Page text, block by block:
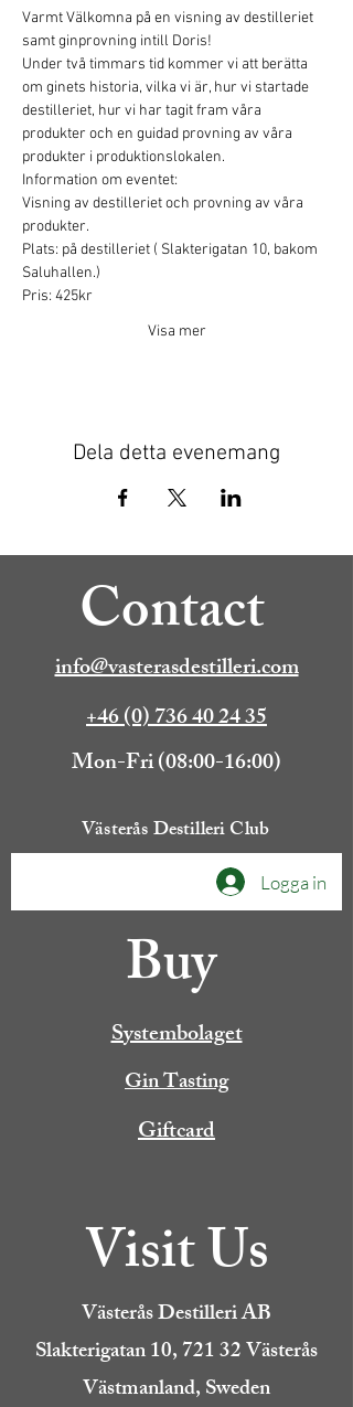
Varmt Välkomna på en visning av destilleriet
samt ginprovning intill Doris!
Under två timmars tid kommer vi att berätta
om ginets historia, vilka vi är, hur vi startade
destilleriet, hur vi har tagit fram våra
produkter och en guidad provning av våra
produkter i produktionslokalen.
Information om eventet:
Visning av destilleriet och provning av våra
produkter.
Plats: på destilleriet ( Slakterigatan 10, bakom
Saluhallen.)
Pris: 425kr
Visa mer
Dela detta evenemang
Contact
info@vasterasdestilleri.com
+46 (0) 736 40 24 35
Mon-Fri (08:00-16:00)
Västerås Destilleri Club
Logga in
Buy
Systembolaget
Gin Tasting
Giftcard
Visit Us
Västerås Destilleri AB
Slakterigatan 10, 721 32 Västerås
Västmanland, Sweden